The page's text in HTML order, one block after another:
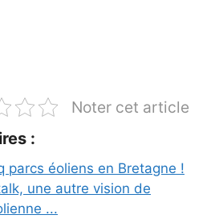
Noter cet article
:
parcs éoliens en Bretagne !
une autre vision de
...